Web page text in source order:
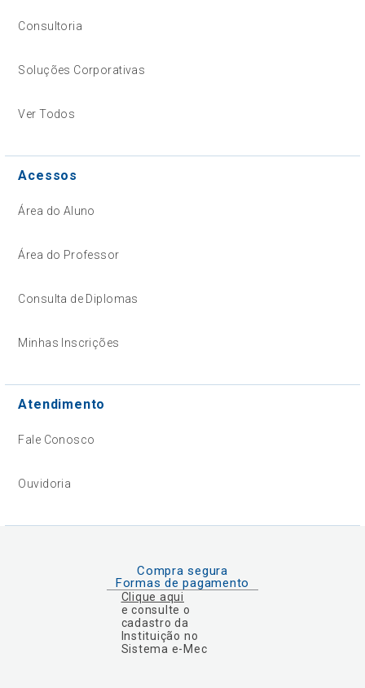
Consultoria
Soluções Corporativas
Ver Todos
Acessos
Área do Aluno
Área do Professor
Consulta de Diplomas
Minhas Inscrições
Atendimento
Fale Conosco
Ouvidoria
Compra segura
Formas de pagamento
Clique aqui
e consulte o
cadastro da
Instituição no
Sistema e-Mec